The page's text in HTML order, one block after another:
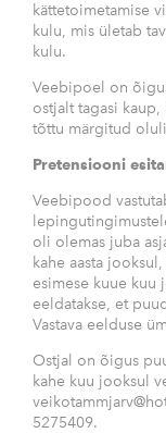
kättetoimetamise
kulu, mis ületab
kulu.
Veebipoel on
ostjalt tagasi
tõttu märgitud
Pretensiooni
Veebipood
oli olemas juba
kahe aasta
esimese kuue kuu
eeldatakse, et
Vastava eelduse
Ostjal on õigus
kahe kuu jooksul
5275409.